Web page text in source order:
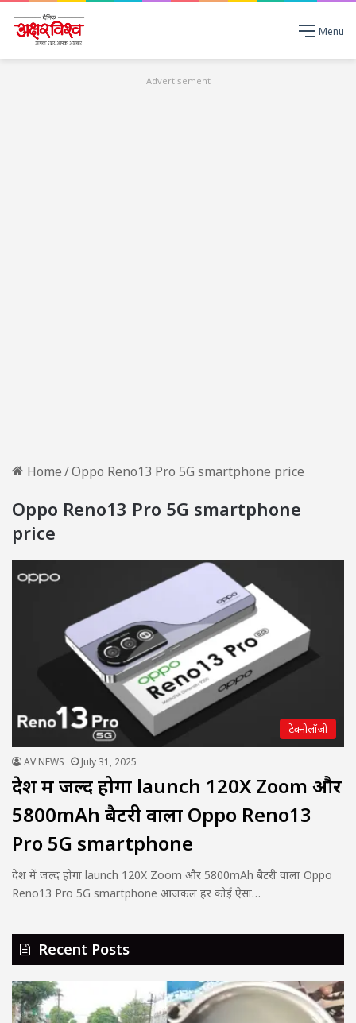
Menu
Advertisement
Home/Oppo Reno13 Pro 5G smartphone price
Oppo Reno13 Pro 5G smartphone
price
टेक्नोलॉजी
AV NEWS July 31, 2025
देश में जल्द होगा launch 120X Zoom और
5800mAh बैटरी वाला Oppo Reno13
Pro 5G smartphone
देश में जल्द होगा launch 120X Zoom और 5800mAh बैटरी वाला Oppo
Reno13 Pro 5G smartphone आजकल हर कोई ऐसा…
Recent Posts